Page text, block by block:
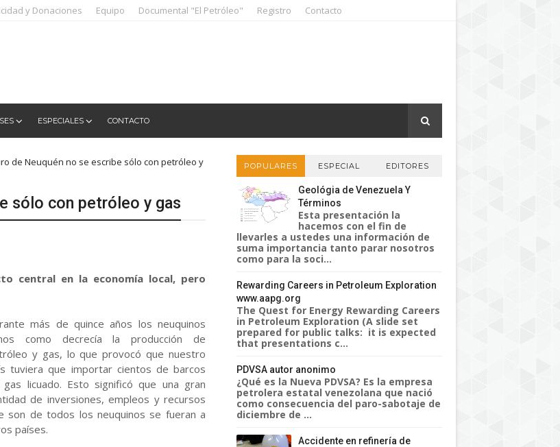
y Donaciones Equipo Documental "El Petróleo" Registro Contacto
ESPECIALES CONTACTO
de Neuquén no se escribe sólo con petróleo y
sólo con petróleo y gas
central en la economía local, pero
más de quince años los neuquinos
como decrecía la producción de
y gas, lo que provocó que nuestro
tuviera que importar cientos de barcos
licuado. Esto significó que una gran
de inversiones, empleos y recursos
son de todos los neuquinos se fueran a
países.
POPULARES ESPECIAL EDITORES
Geológia de Venezuela Y
Términos
Esta presentación la
hacemos con el fin de
llevarles a ustedes una información de
suma importancia tanto parar nosotros
como para la soci...
Rewarding Careers in Petroleum Exploration
www.aapg.org
The Quest for Energy Rewarding Careers
in Petroleum Exploration (A slide set
prepared for public talks: it is expected
that presentations c...
PDVSA autor anonimo
¿Qué es la Nueva PDVSA? Es la empresa
petrolera estatal venezolana que nació
como consecuencia del paro-sabotaje de
diciembre de ...
Accidente en refinería de